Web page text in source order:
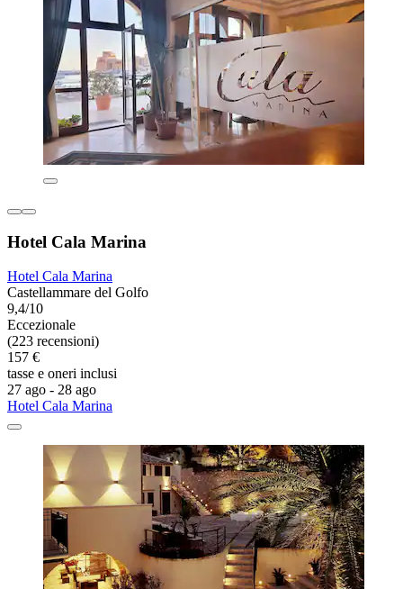
Hotel Cala Marina
Hotel Cala Marina
Castellammare del Golfo
9,4/10
Eccezionale
(223 recensioni)
157 €
tasse e oneri inclusi
27 ago - 28 ago
Hotel Cala Marina